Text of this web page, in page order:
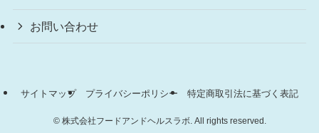
お問い合わせ
サイトマップ プライバシーポリシー 特定商取引法に基づく表記
©株式会社フードアンドヘルスラボ. All rights reserved.